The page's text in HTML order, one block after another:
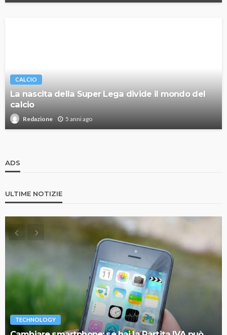
CALCIO
La nascita della Super Lega divide il mondo del
calcio
Redazione 5 anni ago
ADS
ULTIME NOTIZIE
TECHNOLOGY